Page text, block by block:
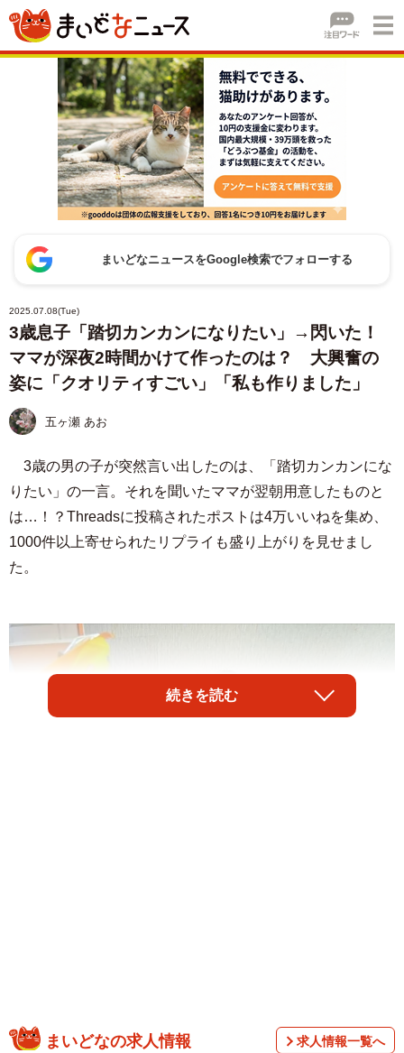
まいどなニュースをGoogle検索でフォローする
2025.07.08(Tue)
3歳息子「踏切カンカンになりたい」→閃いた！
ママが深夜2時間かけて作ったのは？ 大興奮の
姿に「クオリティすごい」「私も作りました」
五ヶ瀬 あお
3歳の男の子が突然言い出したのは、「踏切カンカンにな
りたい」の一言。それを聞いたママが翌朝用意したものと
は…！？Threadsに投稿されたポストは4万いいねを集め、
1000件以上寄せられたリプライも盛り上がりを見せまし
た。
ある日突然「踏切カンカンになりたい！」と申し出た3歳の男の子（提
続きを読む
まいどなの求人情報 求人情報一覧へ